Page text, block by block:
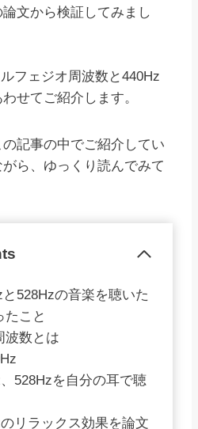
文から検証してみまし
フェジオ周波数と440Hz
せてご紹介します。
記事の中でご紹介してい
ら、ゆっくり読んでみて
528Hzの音楽を聴いた
たこと
波数とは
528Hzを自分の耳で聴
リラックス効果を論文